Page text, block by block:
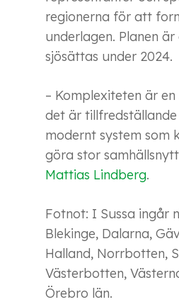
regionerna för att
underlagen. Planen
sjösättas under 2024.
– Komplexiteten är
det är
modernt system som
göra stor
Mattias Lindberg.
Fotnot: I Sussa ingår
Blekinge, Dalarna,
Halland, Norrbotten,
Västerbotten,
Örebro län.